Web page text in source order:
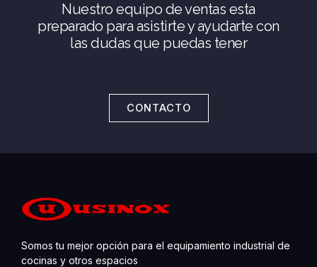
Nuestro equipo de ventas esta
preparado para asistirte y ayudarte con
las dudas que puedas tener
CONTACTO
Somos tu mejor opción para el equipamiento industrial de
cocinas y otros espacios